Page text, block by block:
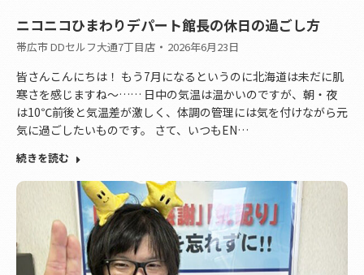
ニコニコひまわりデパート館長の休日の過ごし方
帯広市 DDセルフ大通7丁目店 2026年6月23日
皆さんこんにちは！ もう7月になるというのに北海道は未だに肌
寒さを感じますね～…… 日中の気温は温かいのですが、朝・夜
は10℃前後と気温差が激しく、体調の管理には気を付けながら元
気に過ごしたいものです。 さて、いつもEN…
続きを読む